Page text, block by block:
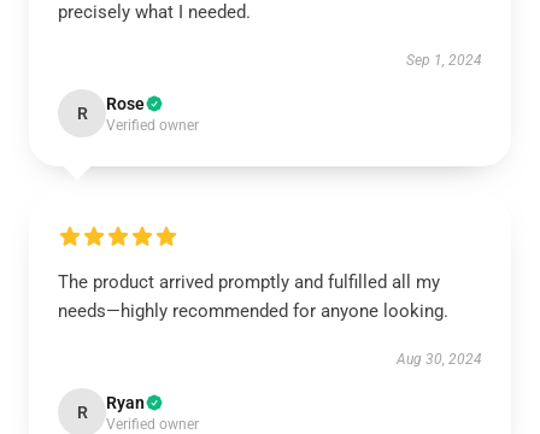
precisely what I needed.
Sep 1, 2024
R Rose
Verified owner
The product arrived promptly and fulfilled all my
needs—highly recommended for anyone looking.
Aug 30, 2024
R Ryan
Verified owner